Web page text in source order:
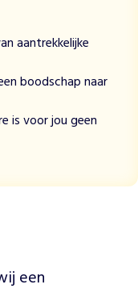
aantrekkelijke
boodschap naar
is voor jou geen
een